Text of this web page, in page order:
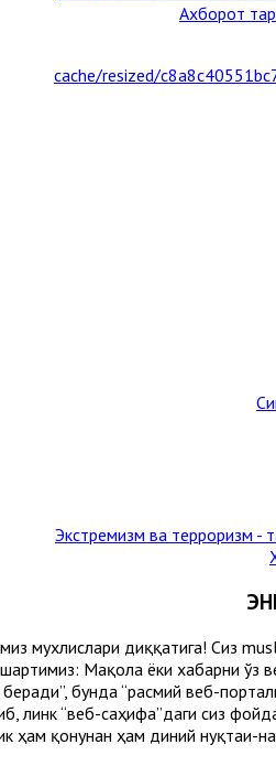
Ахборот
Экстремизм ва терроризм -
мухлислари диққатига! Сиз
Мақола ёки хабарни ўз
бунда “расмий веб-
линк “веб-саҳифа”даги сиз
ҳам қонунан ҳам диний нуқтаи-